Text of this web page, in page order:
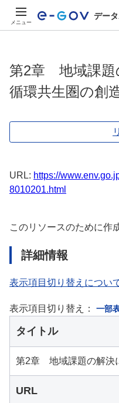
メニュー
デー
第2章 地域課題
循環共生圏の創
URL: https://
8010201.html
このリソースのために作
詳細情報
表示項目切り替えについ
表示項目切り替え： 一部
タイトル
第2章 地域課題の解決
URL